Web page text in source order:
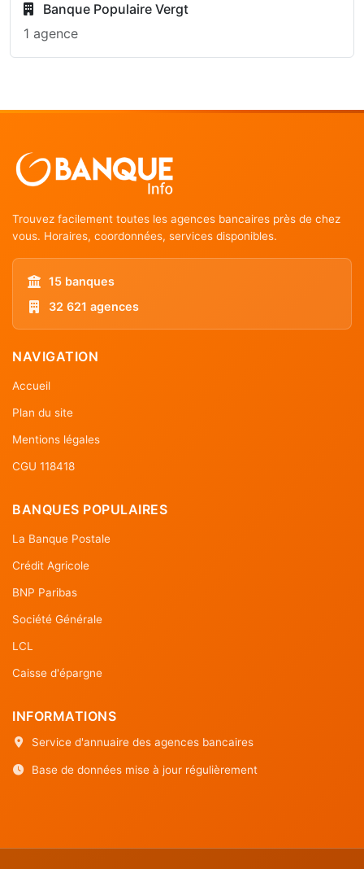
Banque Populaire Vergt
1 agence
Trouvez facilement toutes les agences bancaires près de chez
vous. Horaires, coordonnées, services disponibles.
15 banques
32 621 agences
NAVIGATION
Accueil
Plan du site
Mentions légales
CGU 118418
BANQUES POPULAIRES
La Banque Postale
Crédit Agricole
BNP Paribas
Société Générale
LCL
Caisse d'épargne
INFORMATIONS
Service d'annuaire des agences bancaires
Base de données mise à jour régulièrement